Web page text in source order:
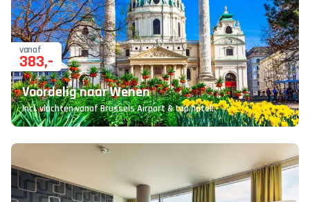
vanaf
383,-
Voordelig naar Wenen
Incl. vluchten vanaf Brussels Airport & top hotel!